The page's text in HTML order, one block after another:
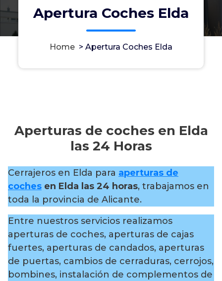
Apertura Coches Elda
Home > Apertura Coches Elda
Aperturas de coches en Elda
las 24 Horas
Cerrajeros en Elda para aperturas de
coches en Elda las 24 horas, trabajamos en
toda la provincia de Alicante.
Entre nuestros servicios realizamos
aperturas de coches, aperturas de cajas
fuertes, aperturas de candados, aperturas
de puertas, cambios de cerraduras, cerrojos,
bombines, instalación de complementos de